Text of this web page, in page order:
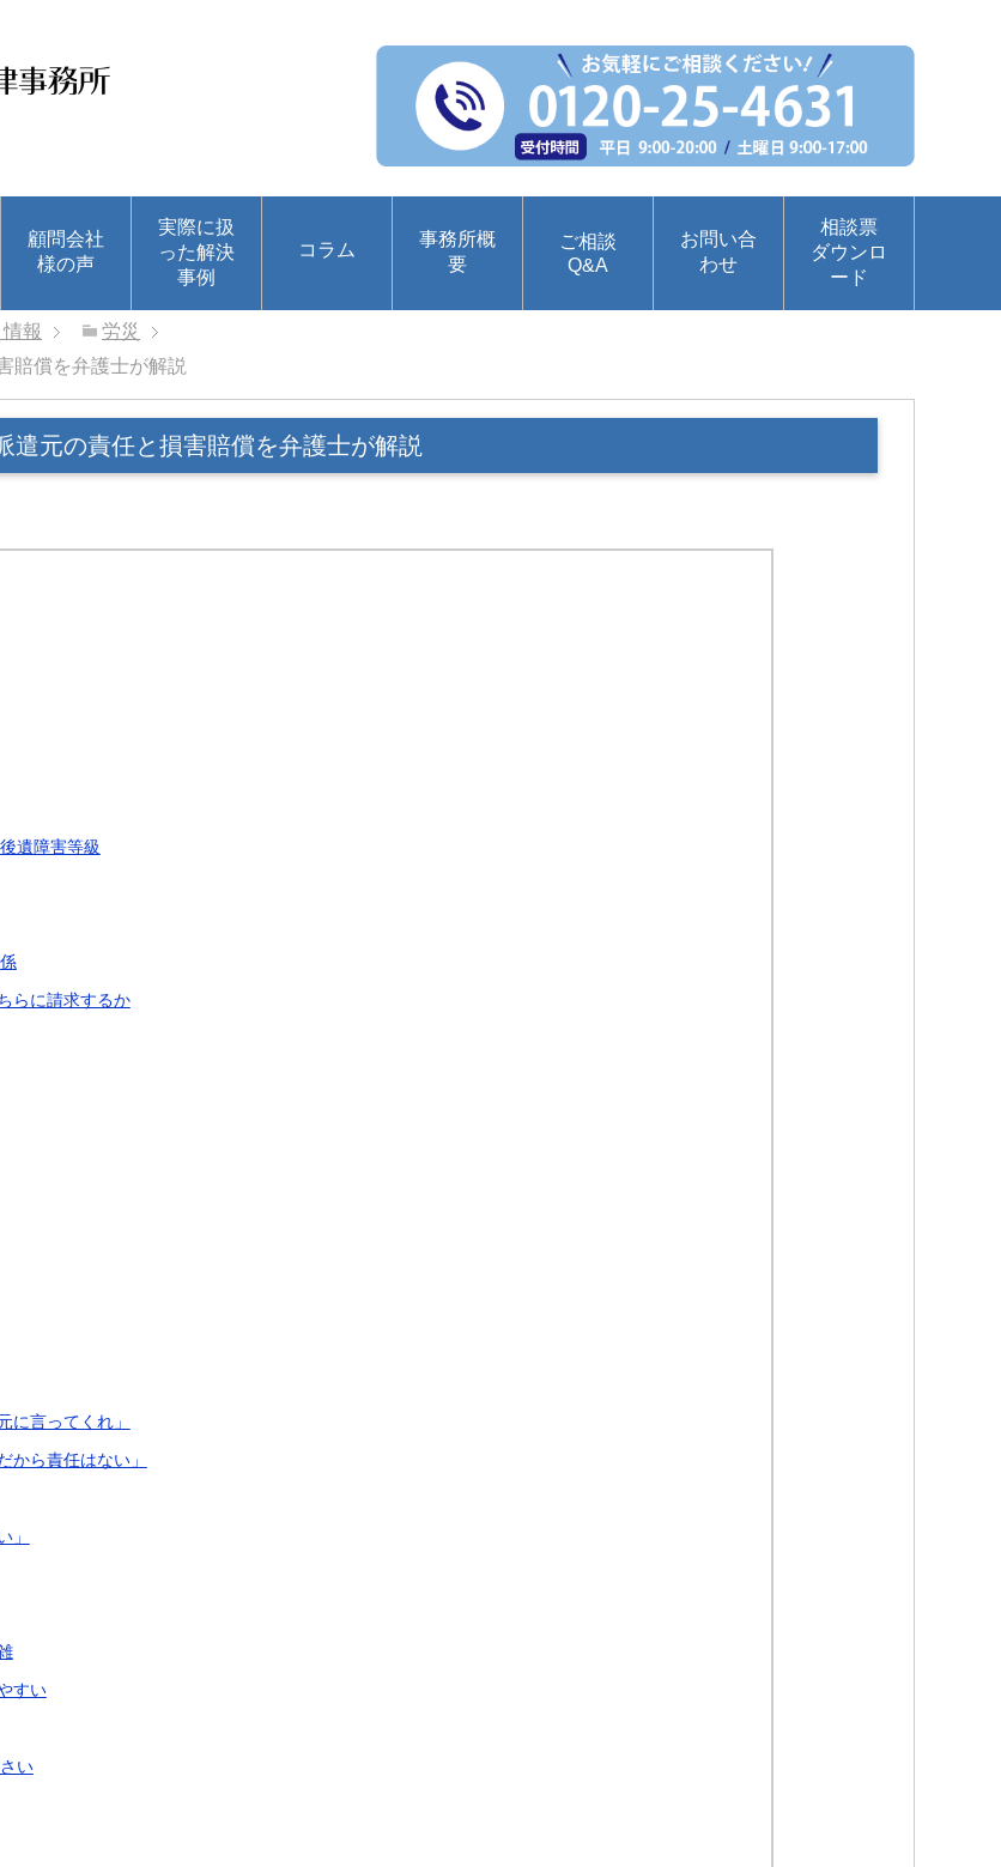
顧問会社
様の声
実際に扱
った解決
事例
コラム
事務所概
要
ご相談
Q&A
お問い合
わせ
相談票
ダウンロ
ード
報
労災
賠償を弁護士が解説
元の責任と損害賠償を弁護士が解説
遺障害等級
らに請求するか
に言ってくれ」
から責任はない」
」
すい
い